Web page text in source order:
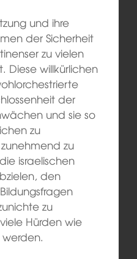
und ihre
der Sicherheit
zu vielen
Diese willkürlichen
der
und sie so
zu
zu
israelischen
den
zu
Hürden wie